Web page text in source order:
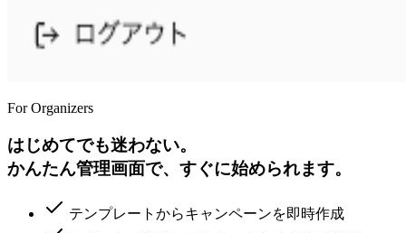
For Organizers
はじめてでも迷わない。
かんたん管理画面で、すぐに始められます。
テンプレートからキャンペーンを即時作成